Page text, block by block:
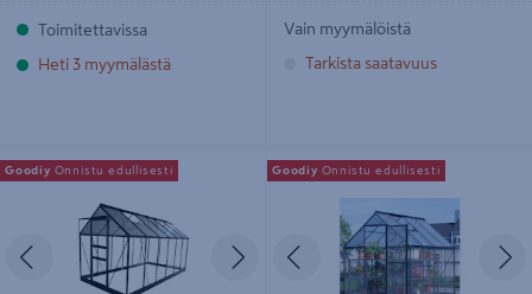
Toimitettavissa
Heti 3 myymälästä
Vain myymälöistä
Tarkista saatavuus
Kasvihuone Goodiy 7,1m² musta
alumiinirunko
Edellinen Seuraava
Goodiy Onnistu edullisesti
Kasvihuone Goodiy 4,4m² musta
runko
Edellinen
Goodiy Onnistu edullisesti